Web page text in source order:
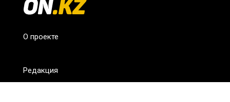
О проекте
Редакция